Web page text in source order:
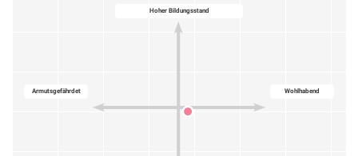
Hoher Bildungsstand
Wohlhabend
Armutsgefährdet